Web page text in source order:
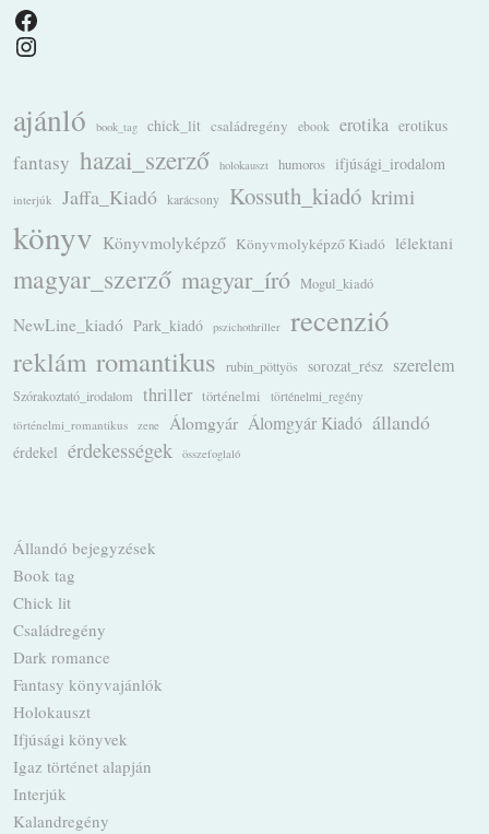
Facebook
Instagram
ajánló book_tag chick_lit családregény ebook erotika erotikus
fantasy hazai_szerző holokauszt humoros ifjúsági_irodalom
interjúk Jaffa_Kiadó karácsony Kossuth_kiadó krimi
könyv Könyvmolyképző Könyvmolyképző Kiadó lélektani
magyar_szerző magyar_író Mogul_kiadó
NewLine_kiadó Park_kiadó pszichothriller recenzió
reklám romantikus rubin_pöttyös sorozat_rész szerelem
Szórakoztató_irodalom thriller történelmi
történelmi_regény
történelmi_romantikus
zene Álomgyár Álomgyár Kiadó állandó
érdekel érdekességek összefoglaló
Állandó bejegyzések
Book tag
Chick lit
Családregény
Dark romance
Fantasy könyvajánlók
Holokauszt
Ifjúsági könyvek
Igaz történet alapján
Interjúk
Kalandregény